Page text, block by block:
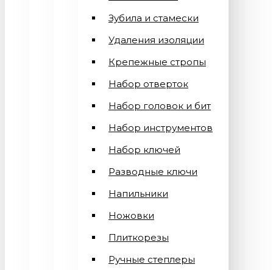
Зубила и стамески
Удаления изоляции
Крепежные стропы
Набор отверток
Набор головок и бит
Набор инструментов
Набор ключей
Разводные ключи
Напильники
Ножовки
Плиткорезы
Ручные степлеры